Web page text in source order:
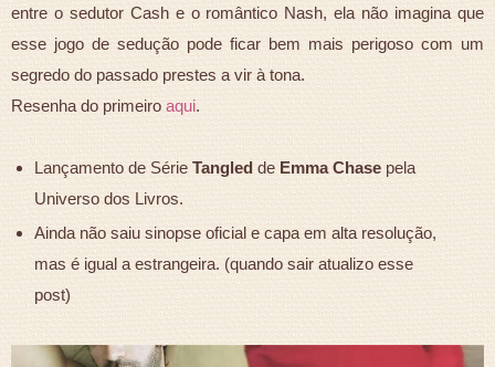
entre o sedutor Cash e o romântico Nash, ela não imagina que
esse jogo de sedução pode ficar bem mais perigoso com um
segredo do passado prestes a vir à tona.
Resenha do primeiroaqui.
Lançamento de Série Tangledde Emma Chasepela
Universo dos Livros.
Ainda não saiu sinopse oficial e capa em alta resolução,
mas é igual a estrangeira. (quando sair atualizo esse
post)